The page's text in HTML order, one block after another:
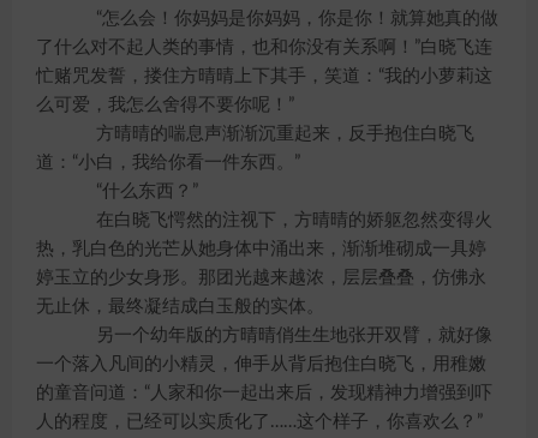
“怎么会！你妈妈是你妈妈，你是你！就算她真的做
了什么对不起人类的事情，也和你没有关系啊！”白晓飞连
忙赌咒发誓，搂住方晴晴上下其手，笑道：“我的小萝莉这
么可爱，我怎么舍得不要你呢！”
方晴晴的喘息声渐渐沉重起来，反手抱住白晓飞
道：“小白，我给你看一件东西。”
“什么东西？”
在白晓飞愕然的注视下，方晴晴的娇躯忽然变得火
热，乳白色的光芒从她身体中涌出来，渐渐堆砌成一具婷
婷玉立的少女身形。那团光越来越浓，层层叠叠，仿佛永
无止休，最终凝结成白玉般的实体。
另一个幼年版的方晴晴俏生生地张开双臂，就好像
一个落入凡间的小精灵，伸手从背后抱住白晓飞，用稚嫩
的童音问道：“人家和你一起出来后，发现精神力增强到吓
人的程度，已经可以实质化了……这个样子，你喜欢么？”